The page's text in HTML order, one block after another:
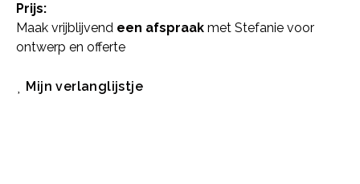
Prijs:
Maak vrijblijvend een afspraak met Stefanie voor
ontwerp en offerte
Mijn verlanglijstje